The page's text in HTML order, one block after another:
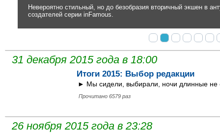
31 декабря 2015 года в 18:00
Итоги 2015: Выбор редакции
► Мы сидели, выбирали, ночи длинные не
Прочитано 6579 раз
26 ноября 2015 года в 23:28